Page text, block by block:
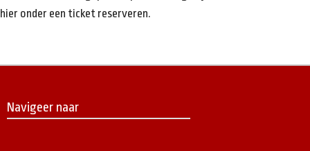
hier onder een ticket reserveren.
Navigeer naar